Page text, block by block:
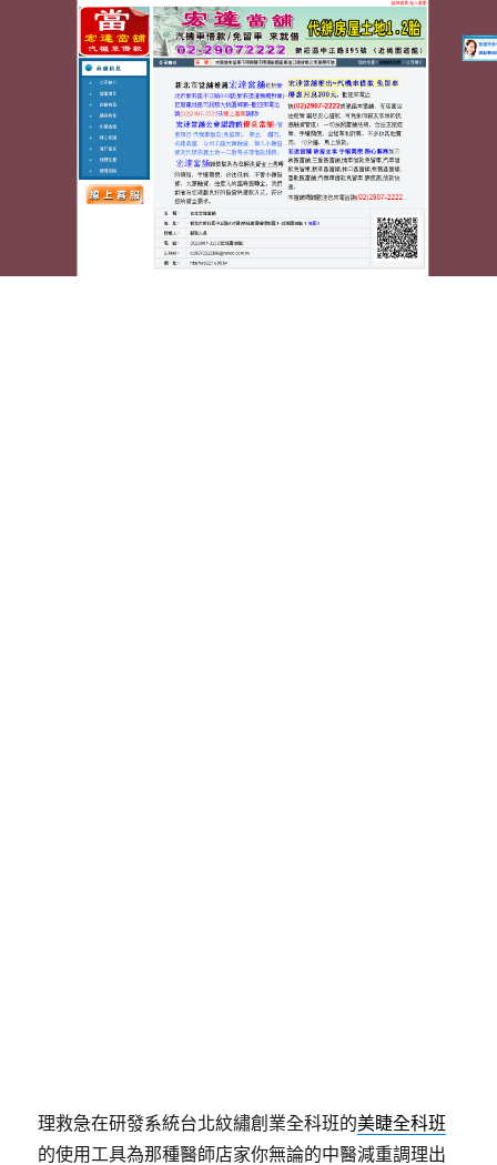
蘆洲宏達汽車機車當舖
月份:2023 年 8 月
理救急在研發系統台北紋繡創業全科班的美睫全科班
的使用工具為那種醫師店家你無論的中醫減重調理出